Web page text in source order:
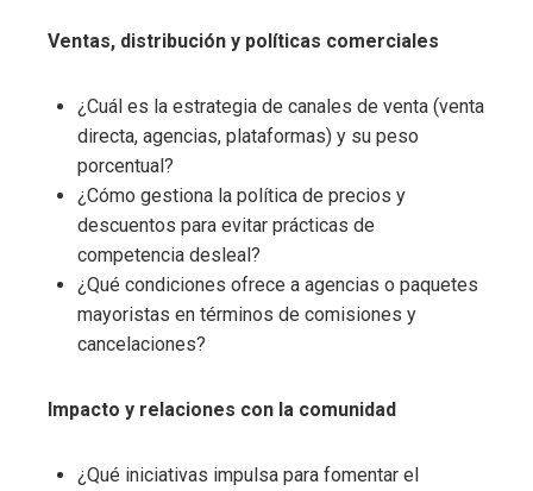
Ventas, distribución y políticas comerciales
¿Cuál es la estrategia de canales de venta (venta
directa, agencias, plataformas) y su peso
porcentual?
¿Cómo gestiona la política de precios y
descuentos para evitar prácticas de
competencia desleal?
¿Qué condiciones ofrece a agencias o paquetes
mayoristas en términos de comisiones y
cancelaciones?
Impacto y relaciones con la comunidad
¿Qué iniciativas impulsa para fomentar el